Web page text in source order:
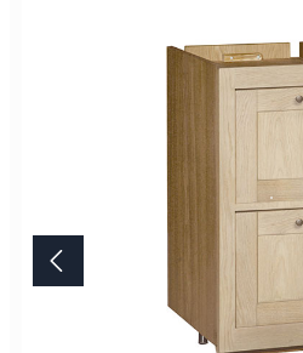
Produktes nicht authentisch
diesem Artikel beantworten wir Ihnen
2381 97372-0,per E-Mail an
Terminabsprache persönlich in